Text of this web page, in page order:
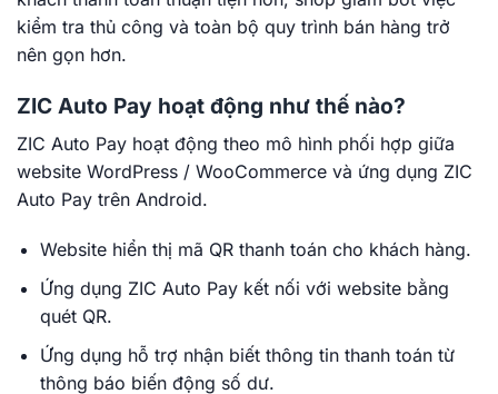
kiểm tra thủ công và toàn bộ quy trình bán hàng trở
nên gọn hơn.
ZIC Auto Pay hoạt động như thế nào?
ZIC Auto Pay hoạt động theo mô hình phối hợp giữa
website WordPress / WooCommerce và ứng dụng ZIC
Auto Pay trên Android.
Website hiển thị mã QR thanh toán cho khách hàng.
Ứng dụng ZIC Auto Pay kết nối với website bằng
quét QR.
Ứng dụng hỗ trợ nhận biết thông tin thanh toán từ
thông báo biến động số dư.